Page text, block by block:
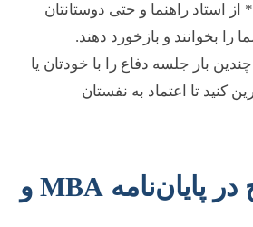
راهنما و حتی دوستانتان
و بازخورد دهند.
جلسه دفاع را با خودتان یا
تا اعتماد به نفستان
اشتباهات رایج در پایان‌نامه MBA و